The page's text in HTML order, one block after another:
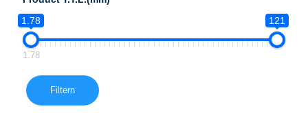
1.78
121
1.78
Filtern